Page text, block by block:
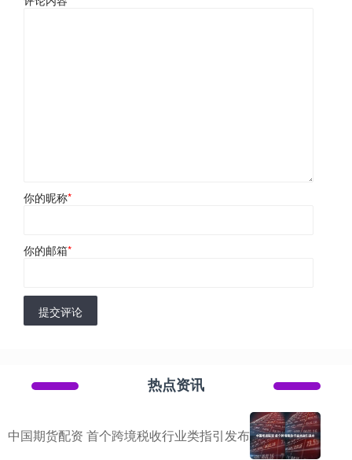
你的昵称*
你的邮箱*
提交评论
热点资讯
中国期货配资 首个跨境税收行业类指引发布